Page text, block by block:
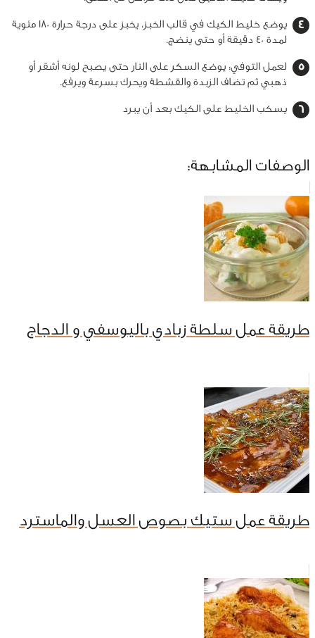
يوضع خليط الكيك في قالب الخبز، يخبز على درجة حرارة 180 مئوية
لمدة 40 دقيقة أو حتى ينضج.
لعمل التوفي: يوضع السكر على النار حتى يصبح لونه أشقر أو
ذهبي ثم تضاف الزبدة والقشطة ويحرك بسرعة ويرفع.
يسكب الخليط على الكيك بعد أن يبرد
الوصفات المشابهة:
طريقة عمل سلطة زبادي باليوسفي و الدجاج
طريقة عمل ستيك بصوص العسل والماسترد